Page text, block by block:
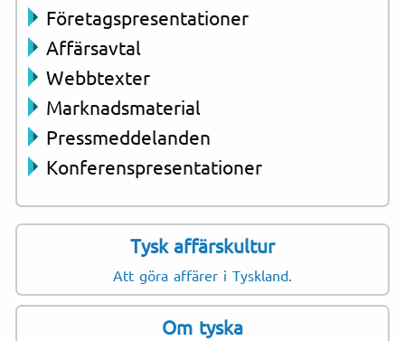
Företagspresentationer
Affärsavtal
Webbtexter
Marknadsmaterial
Pressmeddelanden
Konferenspresentationer
Tysk affärskultur
Att göra affärer i Tyskland.
Om tyska